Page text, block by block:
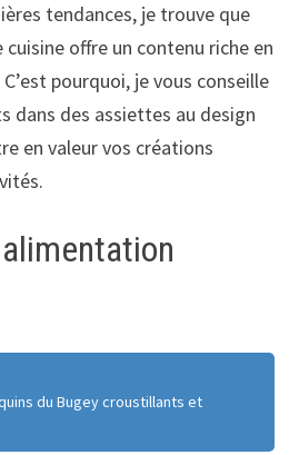
tendances, je trouve que
cuisine offre un contenu riche en
pourquoi, je vous conseille
dans des assiettes au design
en valeur vos créations
du Bugey croustillants et